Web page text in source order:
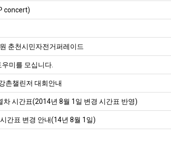
concert)
춘천시민자전거퍼레이드
미를 모십니다.
촌챌린저 대회안내
차 시간표(2014년 8월 1일 변경 시간표 반영)
간표 변경 안내(14년 8월 1일)